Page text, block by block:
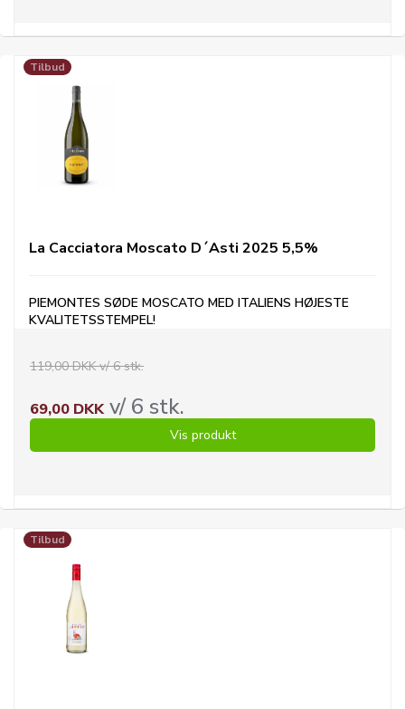
Tilbud
La Cacciatora Moscato D´Asti 2025 5,5%
PIEMONTES SØDE MOSCATO MED ITALIENS HØJESTE
KVALITETSSTEMPEL!
119,00 DKK v/ 6 stk.
69,00 DKKv/ 6 stk.
Vis produkt
Tilbud